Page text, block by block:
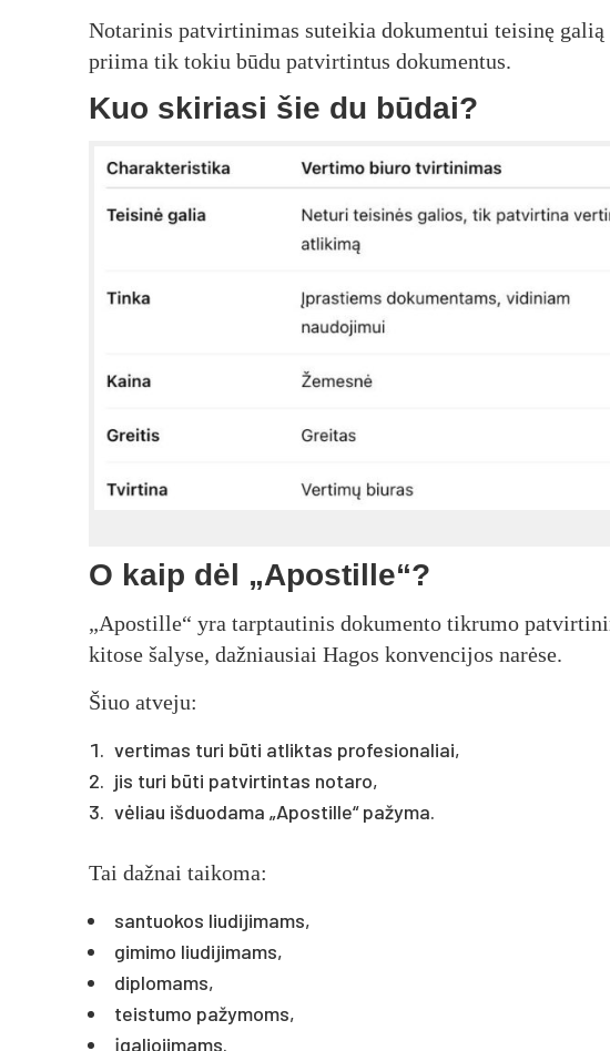
Notarinis patvirtinimas suteikia dokumentui teisinę
priima tik tokiu būdu patvirtintus dokumentus.
Kuo skiriasi šie du būdai?
O kaip dėl „Apostille“?
„Apostille“ yra tarptautinis dokumento tikrumo
kitose šalyse, dažniausiai Hagos konvencijos narėse.
Šiuo atveju:
vertimas turi būti atliktas profesionaliai,
jis turi būti patvirtintas notaro,
vėliau išduodama „Apostille“ pažyma.
Tai dažnai taikoma:
santuokos liudijimams,
gimimo liudijimams,
diplomams,
teistumo pažymoms,
įgaliojimams.